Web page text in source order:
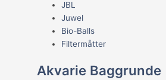
JBL
Juwel
Bio-Balls
Filtermåtter
Akvarie Baggrunde